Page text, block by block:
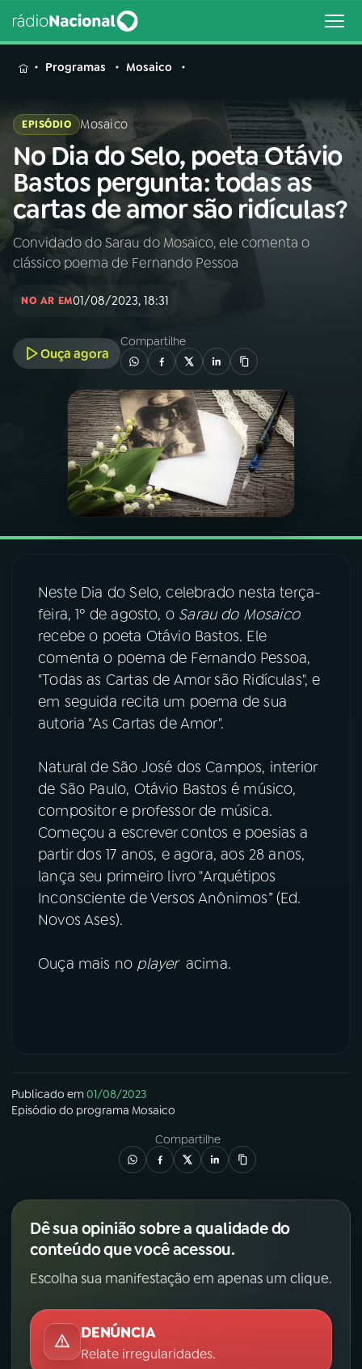
MENU
Buscar
na
Rádio
Nacional
Buscar
AO VIVO
INÍCIO
A RÁDIO
PROGRAMAÇÃO
PROGRAMAS
PODCASTS
07ÚLTIMAS
08 FESTIVAL DE MÚSICA
ACOMPANHE A RÁDIO NACIONAL
Instagram X
TikTok
Programas Mosaico
EPISÓDIO Mosaico
No Dia do Selo, poeta Otávio
Bastos pergunta: todas as
cartas de amor são ridículas?
Convidado do Sarau do Mosaico, ele comenta o
clássico poema de Fernando Pessoa
NO AR EM01/08/2023, 18:31
Ouça agora
Compartilhe
Neste Dia do Selo, celebrado nesta terça-
feira, 1º de agosto, o Sarau do Mosaico
recebe o poeta Otávio Bastos. Ele
comenta o poema de Fernando Pessoa,
"Todas as Cartas de Amor são Ridículas", e
em seguida recita um poema de sua
autoria "As Cartas de Amor".
Natural de São José dos Campos, interior
de São Paulo, Otávio Bastos é músico,
compositor e professor de música.
Começou a escrever contos e poesias a
partir dos 17 anos, e agora, aos 28 anos,
lança seu primeiro livro "Arquétipos
Inconsciente de Versos Anônimos” (Ed.
Novos Ases).
Ouça mais no player acima.
Publicado em01/08/2023
Episódio do programa Mosaico
Compartilhe
Dê sua opinião sobre a qualidade do
conteúdo que você acessou.
Escolha sua manifestação em apenas um clique.
DENÚNCIA
Relate irregularidades.